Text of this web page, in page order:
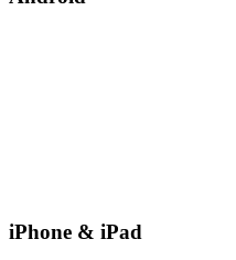
iPhone & iPad